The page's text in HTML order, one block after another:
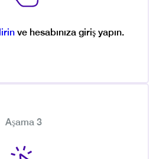
ve hesabınıza giriş yapın.
Aşama 3